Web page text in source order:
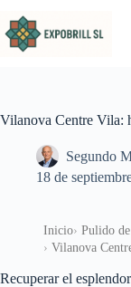
Vilanova Centre Vila:
Segundo
18 de
Inicio Pulido
Vilanova
Recuperar el